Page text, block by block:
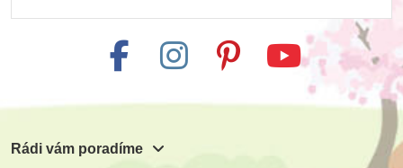
Rádi vám poradíme